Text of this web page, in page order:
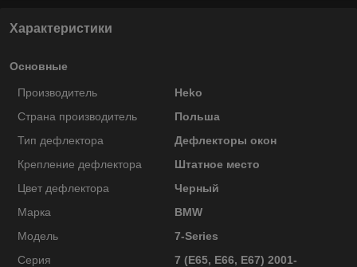
Характеристики
Основные
Производитель
Heko
Страна производитель
Польша
Тип дефлектора
Дефлекторы окон
Крепление дефлектора
Штатное место
Цвет дефлектора
Черный
Марка
BMW
Модель
7-Series
Серия
7 (E65, E66, E67) 2001-